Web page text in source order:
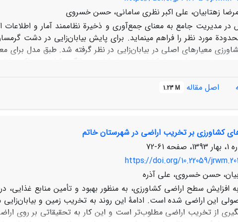
زهتابیان، علی اکبر نظری سامانی، حسن خسروی
در مدیریت جامع‌ به‌ معنای جمع‌آوری و ذخیرة نظام‏مند آمار و اطلاعات
معیارهای اصلی در بیابان‌زایی ‌در نظر گرفته شد. طبق‌ مدل
و برای معیار کشاورزی چهار شاخص‌ـ الگوی کشت، عملکرد با
و سموم شیمیایی‌ـ ‌در نظر گرفته شد. نتایج به‌دست‌آمده نشان داد معیار کشاورزی در
2 معیار غالب بیابان‌زایی در منطقة مورد مطالعه است. از بین
/ 2 تعیین شد که
اصل مقاله 1.23 M
کشاورزی بر تخریب اراضی در شهرستان خاتم
61-72
https://doi.org/10.22059/
حسن خسروی، علی آذره
به افزایش سطح اراضی کشاورزی، به ‌منظور بهبود و تأمین منابع
این اراضی شده است. ادامۀ این روند به تخریب زمین و
از تخریب اراضی مطلوب‌تر است و این کار به تحقیقاتی بر روی